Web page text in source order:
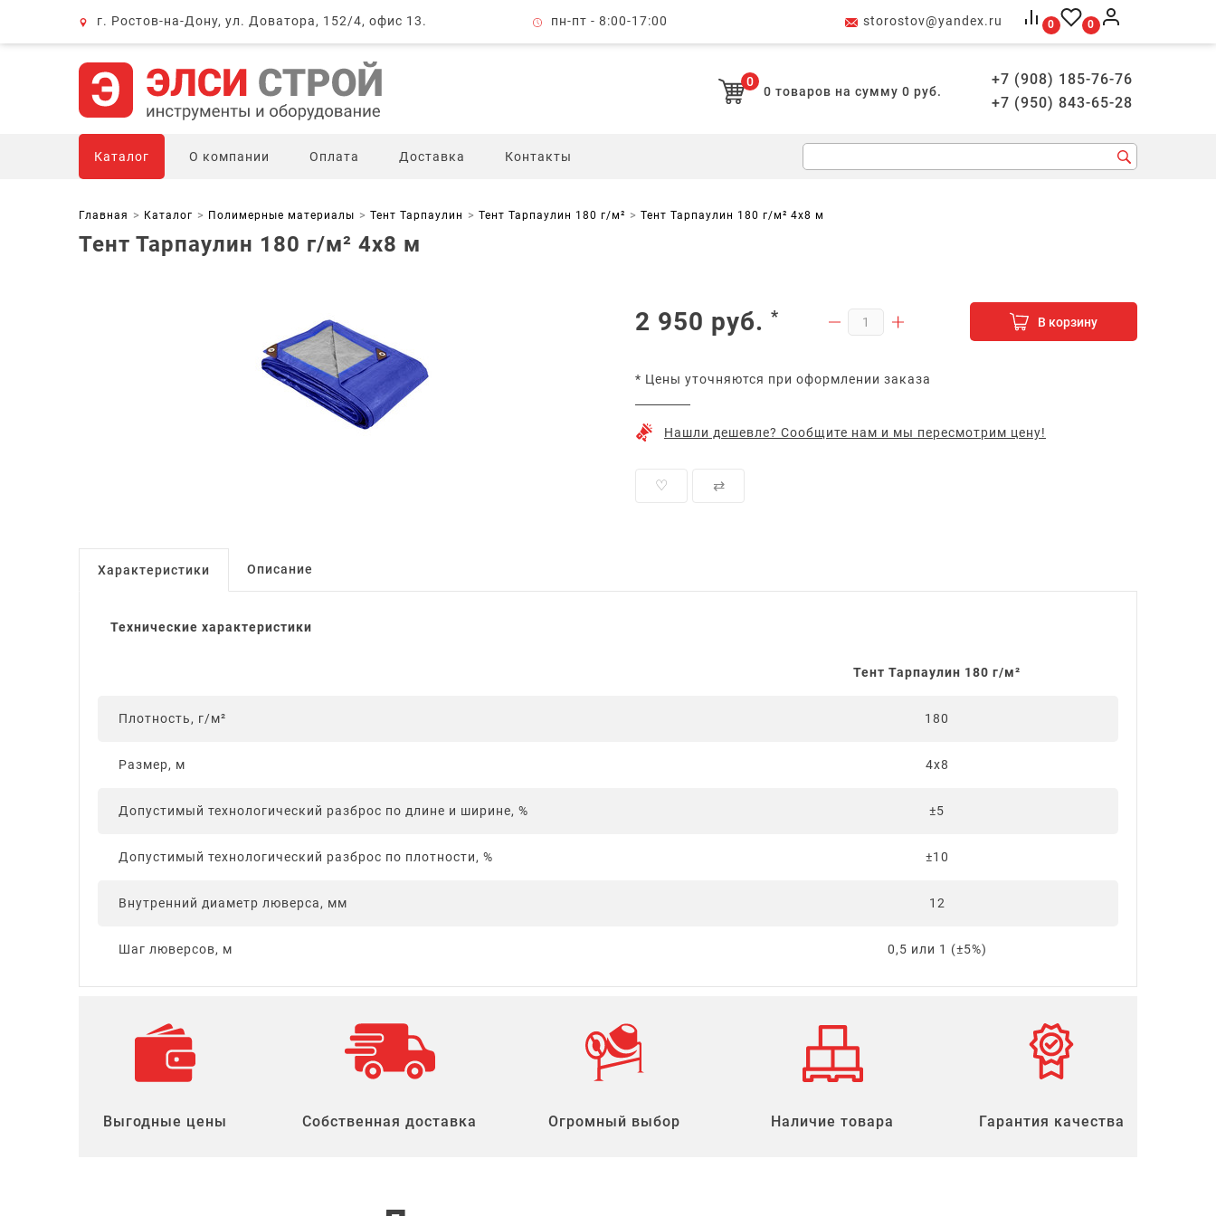
г. Ростов-на-Дону, ул. Доватора, 152/4, офис 13. пн-пт - 8:00-17:00 storostov@yandex.ru 0 0
0
0 товаров на сумму 0 руб.
+7 (908) 185-76-76
+7 (950) 843-65-28
Каталог О компании Оплата Доставка Контакты
Главная Каталог Полимерные материалы Тент Тарпаулин Тент Тарпаулин 180 г/м² Тент Тарпаулин 180 г/м² 4х8 м
Тент Тарпаулин 180 г/м² 4х8 м
2 950 руб. * В корзину
* Цены уточняются при оформлении заказа
Нашли дешевле? Сообщите нам и мы пересмотрим цену!
♡ ⇄
Характеристики Описание
Технические характеристики
Тент Тарпаулин 180 г/м²
Плотность, г/м² 180
Размер, м 4х8
Допустимый технологический разброс по длине и ширине, % ±5
Допустимый технологический разброс по плотности, % ±10
Внутренний диаметр люверса, мм 12
Шаг люверсов, м 0,5 или 1 (±5%)
Выгодные цены Собственная доставка Огромный выбор Наличие товара Гарантия качества